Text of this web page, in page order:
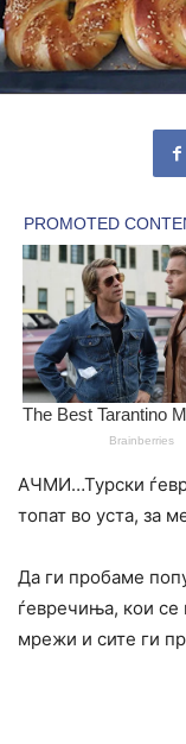
АЧМИ…Турски
топат во уста, за
Да ги пробаме
ѓевречиња, кои се
мрежи и сите ги